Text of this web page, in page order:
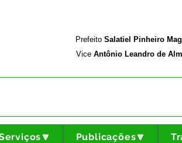
Prefeito Salatiel Pinheiro
Vice Antônio Leandro de
Publicações🔽